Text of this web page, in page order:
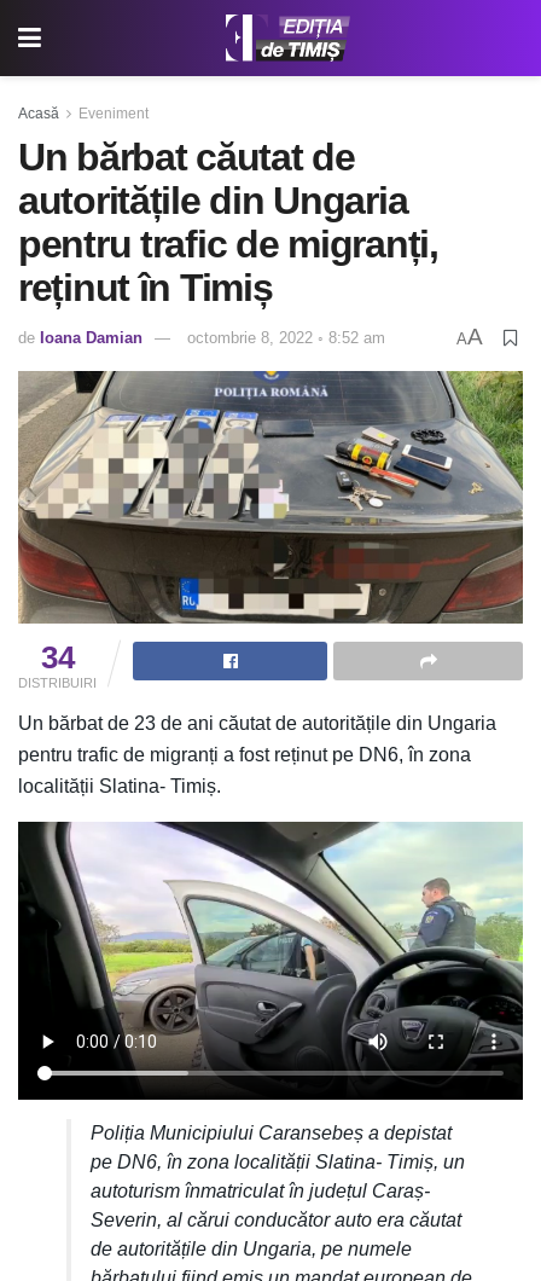
Acasă Eveniment
Un bărbat căutat de
autoritățile din Ungaria
pentru trafic de migranți,
reținut în Timiș
de Ioana Damian octombrie 8, 2022 ◦ 8:52 am AA
34
DISTRIBUIRI
Un bărbat de 23 de ani căutat de autoritățile din Ungaria
pentru trafic de migranți a fost reținut pe DN6, în zona
localității Slatina- Timiș.
Poliția Municipiului Caransebeș a depistat
pe DN6, în zona localității Slatina- Timiș, un
autoturism înmatriculat în județul Caraș-
Severin, al cărui conducător auto era căutat
de autoritățile din Ungaria, pe numele